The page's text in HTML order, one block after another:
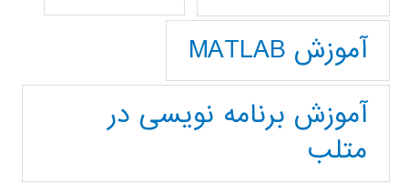
آموزش MATLAB
آموزش برنامه نویسی در
متلب